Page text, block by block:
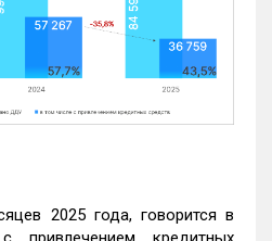
2025 года, говорится в